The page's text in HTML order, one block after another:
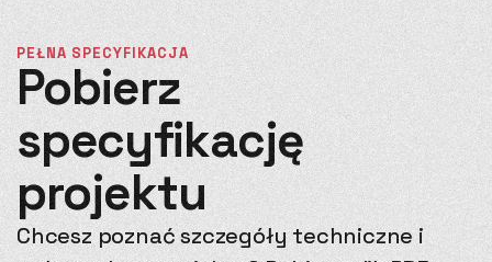
PEŁNA SPECYFIKACJA
Pobierz
specyfikację
projektu
Chcesz poznać szczegóły techniczne i